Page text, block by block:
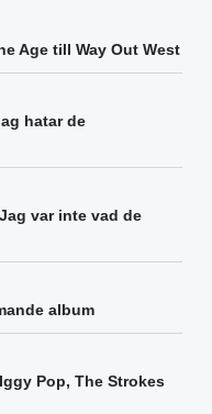
Age till Way Out West
hatar de
var inte vad de
album
Pop, The Strokes